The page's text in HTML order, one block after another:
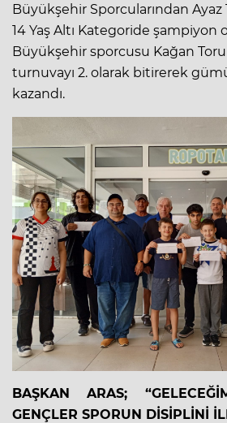
Büyükşehir Sporcularından
14 Yaş Altı Kategoride
Büyükşehir sporcusu Kağan
turnuvayı 2. olarak bitirerek
kazandı.
BAŞKAN ARAS;
GENÇLER SPORUN DİSİPLİNİ